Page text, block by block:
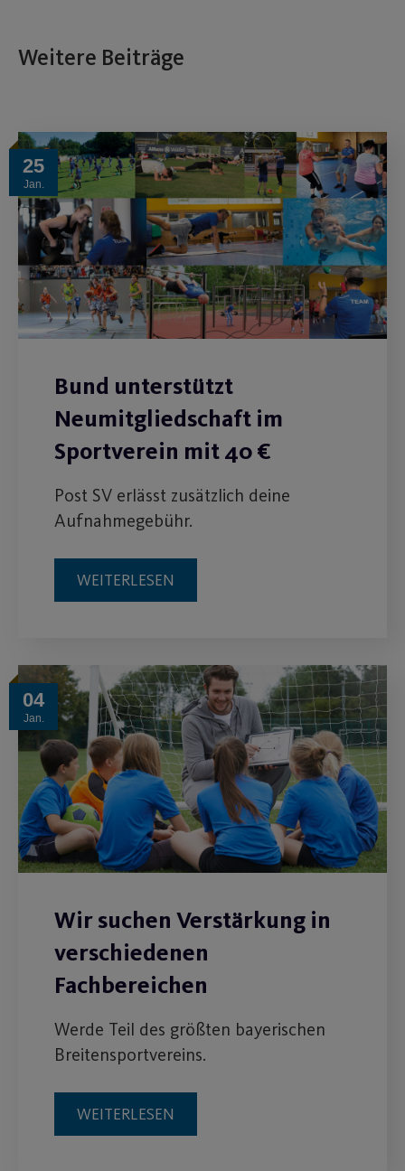
Weitere Beiträge
25
Jan.
Bund unterstützt
Neumitgliedschaft im
Sportverein mit 40 €
Post SV erlässt zusätzlich deine
Aufnahmegebühr.
WEITERLESEN
04
Jan.
Wir suchen Verstärkung in
verschiedenen
Fachbereichen
Werde Teil des größten bayerischen
Breitensportvereins.
WEITERLESEN